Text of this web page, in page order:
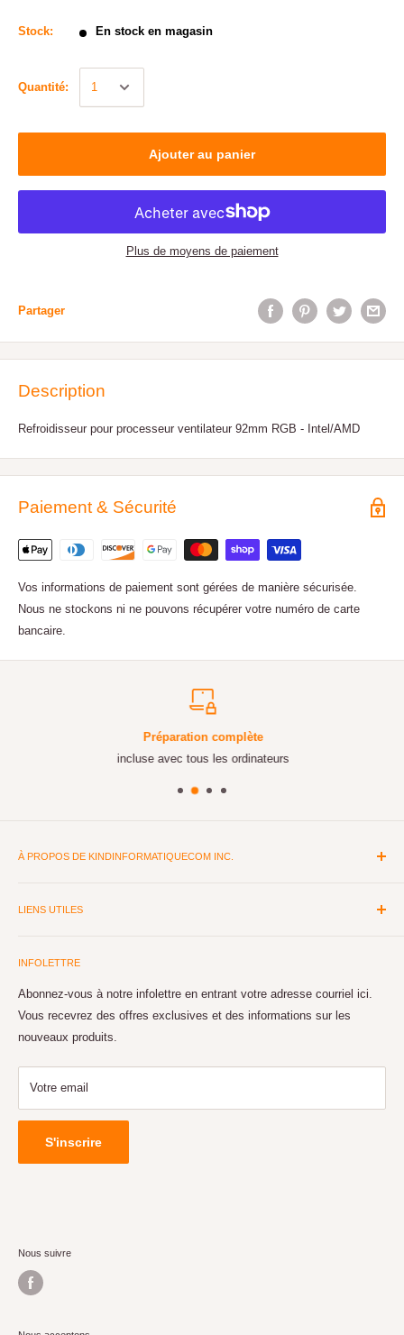
Stock: En stock en magasin
Quantité:
Ajouter au panier
Plus de moyens de paiement
Partager
Description
Refroidisseur pour processeur ventilateur 92mm RGB - Intel/AMD
Paiement & Sécurité
Vos informations de paiement sont gérées de manière sécurisée.
Nous ne stockons ni ne pouvons récupérer votre numéro de carte
bancaire.
Préparation complète
incluse avec tous les ordinateurs
À PROPOS DE KINDINFORMATIQUECOM INC.
informatique et la réparation d'ordinateurs. Montage d'ordinateurs
service rapide et à bas prix. Grand choix de pièces et
d'accessoires en ligne et en magasin avec la possibilité de
livraison.
INFOLETTRE
Abonnez-vous à notre infolettre en entrant votre adresse courriel ici.
Vous recevrez des offres exclusives et des informations sur les
nouveaux produits.
Votre email
S'inscrire
LIENS UTILES
NOS SERVICES
NOUS JOINDRE
SERVICE À LA CLIENTÈLE
GARANTIE
Nous suivre